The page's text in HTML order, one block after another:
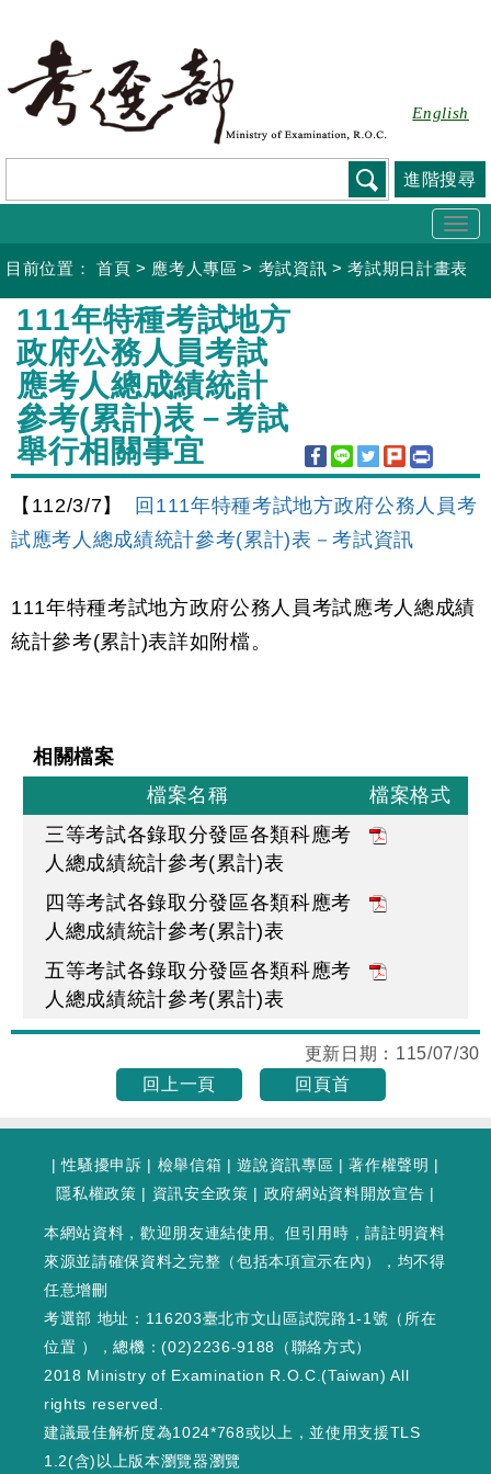
要
容
English
進階搜尋
目前位置： 首頁 > 應考人專區 > 考試資訊 >考試期日計畫表
:::
111年特種考試地方
政府公務人員考試
應考人總成績統計
參考(累計)表－考試
舉行相關事宜
【112/3/7】
回111年特種考試地方政府公務人員考
試應考人總成績統計參考(累計)表－考試資訊
111年特種考試地方政府公務人員考試應考人總成績
統計參考(累計)表詳如附檔。
相關檔案
檔案名稱
檔案格式
三等考試各錄取分發區各類科應考
人總成績統計參考(累計)表
四等考試各錄取分發區各類科應考
人總成績統計參考(累計)表
五等考試各錄取分發區各類科應考
人總成績統計參考(累計)表
更新日期： 115/07/30
回上一頁
回頁首
|性騷擾申訴 | 檢舉信箱 |遊說資訊專區 |著作權聲明 |
隱私權政策 | 資訊安全政策 | 政府網站資料開放宣告 |
本網站資料，歡迎朋友連結使用。但引用時，請註明資料
來源並請確保資料之完整（包括本項宣示在內），均不得
任意增刪
考選部 地址：116203臺北市文山區試院路1-1號（ 所在
位置 ），總機：(02)2236-9188（聯絡方式）
2018 Ministry of Examination R.O.C.(Taiwan) All
rights reserved.
建議最佳解析度為1024*768或以上，並使用支援TLS
1.2(含)以上版本瀏覽器瀏覽